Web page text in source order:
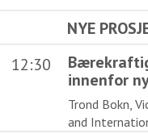
NYE
12:30
innenfor
Trond Bokn,
and